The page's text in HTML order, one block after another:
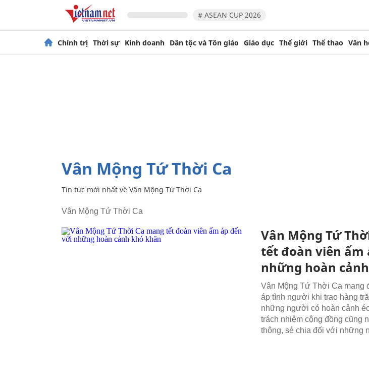
# ASEAN CUP 2026
Chính trị Thời sự Kinh doanh Dân tộc và Tôn giáo Giáo dục Thế giới Thể thao Văn
Vân Mộng Tứ Thời Ca
Tin tức mới nhất về Vân Mộng Tứ Thời Ca
Vân Mộng Tứ Thời Ca
Vân Mộng Tứ
tết đoàn viên ấm
những hoàn
Vân Mộng Tứ Thời Ca mang
áp tình người khi trao hàng
những người có hoàn cảnh
trách nhiệm cộng đồng cũng
thông, sẻ chia đối với những